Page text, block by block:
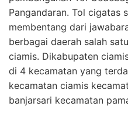
Pangandaran. Tol cigatas
membentang dari
berbagai daerah salah
ciamis. Dikabupaten
di 4 kecamatan yang
kecamatan ciamis
banjarsari kecamatan